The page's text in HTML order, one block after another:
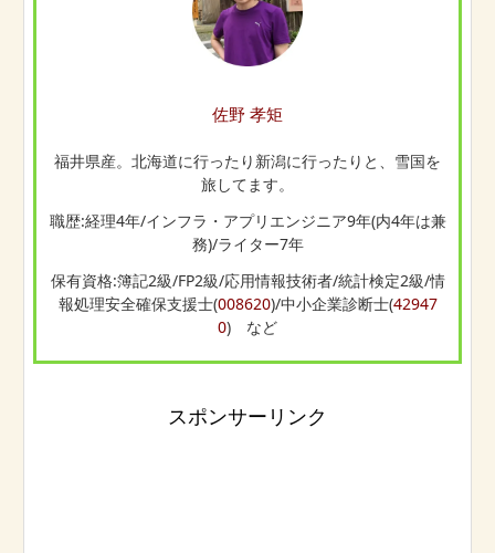
佐野 孝矩
福井県産。北海道に行ったり新潟に行ったりと、雪国を
旅してます。
職歴:経理4年/インフラ・アプリエンジニア9年(内4年は兼
務)/ライター7年
保有資格:簿記2級/FP2級/応用情報技術者/統計検定2級/情
報処理安全確保支援士(008620)/中小企業診断士(42947
0) など
スポンサーリンク